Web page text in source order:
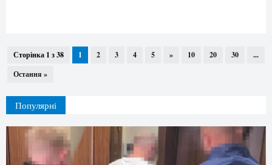
Сторінка 1 з 38 1 2 3 4 5 » 10 20 30
...
Остання »
Популярні